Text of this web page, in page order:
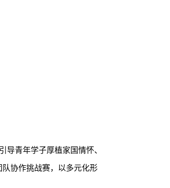
导青年学子厚植家国情怀、
队协作挑战赛，以多元化形